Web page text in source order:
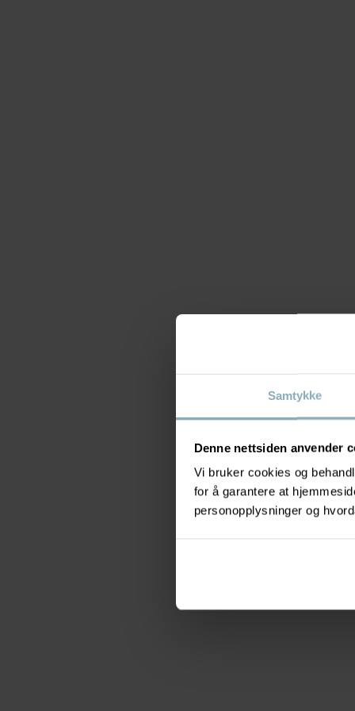
Samtykke
Denne nettsiden anvender
Vi bruker cookies og
for å garantere at
personopplysninger og